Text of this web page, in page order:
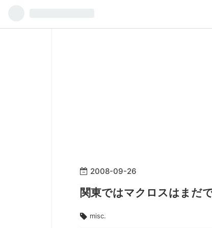
2008-09-26
関東ではマクロスはまだ
misc.